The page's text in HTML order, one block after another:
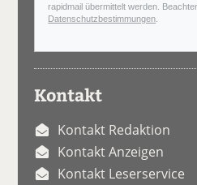
rapidmail übermittelt werden.
Datenschutzbestimmungen
Kontakt
Kontakt Redaktion
Kontakt Anzeigen
Kontakt Leserservice